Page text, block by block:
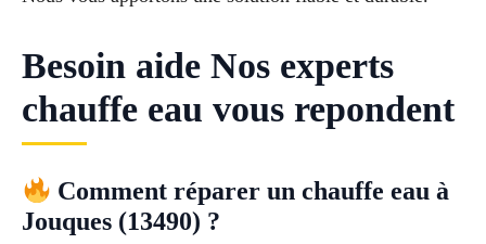
Besoin aide Nos experts
chauffe eau vous repondent
Comment réparer un chauffe eau à
Jouques (13490) ?